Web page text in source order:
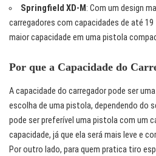
Springfield XD-M : Com um design
carregadores com capacidades de até
maior capacidade em uma pistola
Por que a Capacidade do
A capacidade do carregador pode ser
escolha de uma pistola, dependendo do
pode ser preferível uma pistola com um
capacidade, já que ela será mais leve e
Por outro lado, para quem pratica tiro